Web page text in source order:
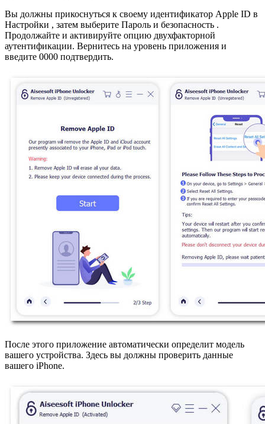
Вы должны прикоснуться к своему идентификатор Apple ID в
Настройки , затем выберите Пароль и безопасность .
Продолжайте и активируйте опцию двухфакторной
аутентификации. Вернитесь на уровень приложения и
введите 0000 подтвердить.
После этого приложение автоматически определит модель
вашего устройства. Здесь вы должны проверить данные
вашего iPhone.